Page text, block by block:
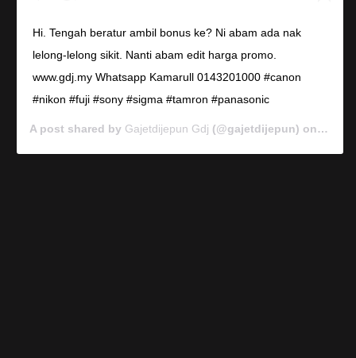
Hi. Tengah beratur ambil bonus ke? Ni abam ada nak
lelong-lelong sikit. Nanti abam edit harga promo.
www.gdj.my Whatsapp Kamarull 0143201000 #canon
#nikon #fuji #sony #sigma #tamron #panasonic
A post shared by Gajetdijepun Gdj (@gajetdijepun) on Jan 7,